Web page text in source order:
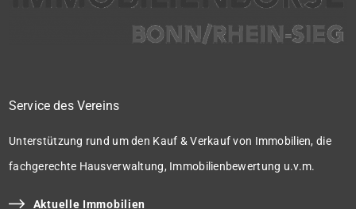
Service des Vereins
Unterstützung rund um den Kauf & Verkauf von Immobilien, die
fachgerechte Hausverwaltung, Immobilienbewertung u.v.m.
Aktuelle Immobilien